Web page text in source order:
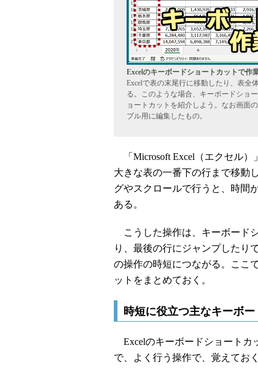
Excelのキーボードショートカットで作
Excelで表の末尾行に移動したり、表全
る。このような場合、キーボードショ
ョートカットを紹介しよう。なお画面
プル用に編集したもの。
「Microsoft Excel（エクセル）
大きな表の一番下の行まで移動
グやスクロールで行うと、時間
ある。
こうした操作は、キーボード
り、最後の行にジャンプしたり
の操作の時短につながる。ここ
ットをまとめておく。
時短に役立つ主なキーボ
Excelのキーボードショートカ
で、よく行う操作で、覚えてお